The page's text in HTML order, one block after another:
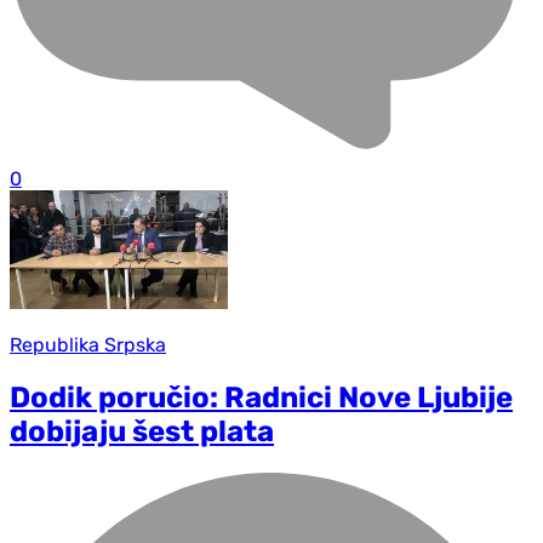
0
Republika Srpska
Dodik poručio: Radnici Nove Ljubije
dobijaju šest plata